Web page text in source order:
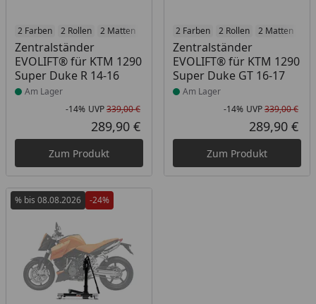
2 Farben 2 Rollen 2 Matten 2 Racetrack-Add-Ons 2 Branding-Optionen
Zentralständer
EVOLIFT® für KTM 1290
Super Duke R 14-16
Produkt am Lager
Am Lager
Rabatt in Prozent
-14%
Ursprünglicher Preis
UVP339,00 €
Aktueller Preis
289,90 €
Zum Produkt
2 Farben 2 Rollen 2 Matten
Zentralständer
EVOLIFT® für KTM 1290
Super Duke GT 16-17
Produkt am Lager
Am Lager
-14% UVP339,00 €
289,90 €
Zum Produkt
% bis 08.08.2026 -24%